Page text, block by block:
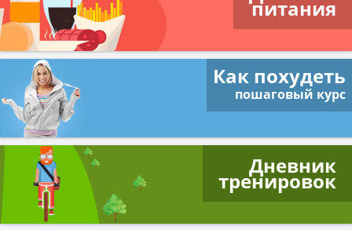
питания
Как похудеть
пошаговый курс
Дневник
тренировок